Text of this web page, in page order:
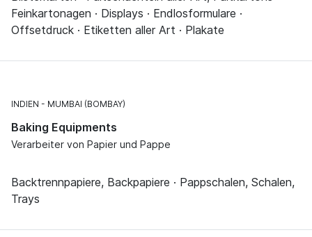
Feinkartonagen · Displays · Endlosformulare ·
Offsetdruck · Etiketten aller Art · Plakate
INDIEN MUMBAI (BOMBAY)
Baking Equipments
Verarbeiter von Papier und Pappe
Backtrennpapiere, Backpapiere · Pappschalen, Schalen,
Trays